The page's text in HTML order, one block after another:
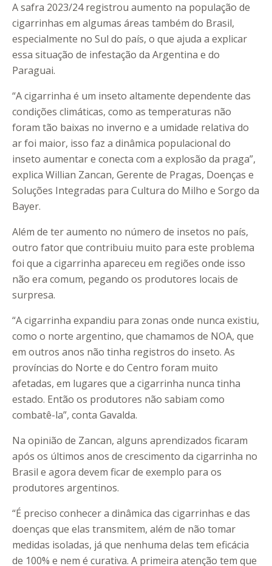
A safra 2023/24 registrou aumento na população de
cigarrinhas em algumas áreas também do Brasil,
especialmente no Sul do país, o que ajuda a explicar
essa situação de infestação da Argentina e do
Paraguai.
“A cigarrinha é um inseto altamente dependente das
condições climáticas, como as temperaturas não
foram tão baixas no inverno e a umidade relativa do
ar foi maior, isso faz a dinâmica populacional do
inseto aumentar e conecta com a explosão da praga”,
explica Willian Zancan, Gerente de Pragas, Doenças e
Soluções Integradas para Cultura do Milho e Sorgo da
Bayer.
Além de ter aumento no número de insetos no país,
outro fator que contribuiu muito para este problema
foi que a cigarrinha apareceu em regiões onde isso
não era comum, pegando os produtores locais de
surpresa.
“A cigarrinha expandiu para zonas onde nunca existiu,
como o norte argentino, que chamamos de NOA, que
em outros anos não tinha registros do inseto. As
províncias do Norte e do Centro foram muito
afetadas, em lugares que a cigarrinha nunca tinha
estado. Então os produtores não sabiam como
combatê-la”, conta Gavalda.
Na opinião de Zancan, alguns aprendizados ficaram
após os últimos anos de crescimento da cigarrinha no
Brasil e agora devem ficar de exemplo para os
produtores argentinos.
“É preciso conhecer a dinâmica das cigarrinhas e das
doenças que elas transmitem, além de não tomar
medidas isoladas, já que nenhuma delas tem eficácia
de 100% e nem é curativa. A primeira atenção tem que